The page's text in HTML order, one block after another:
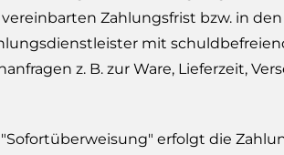
Zahlungsfrist bzw. in
mit
z. B. zur Ware, Lieferzeit,
erfolgt die